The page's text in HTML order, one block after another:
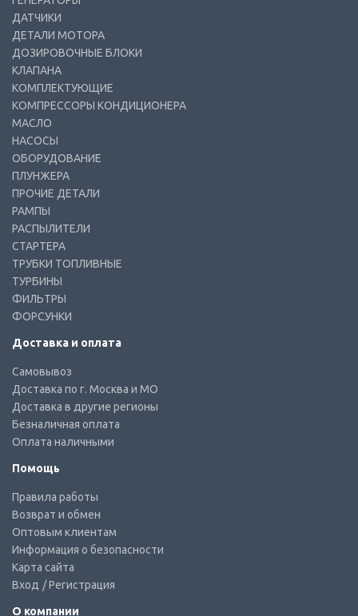
ДАТЧИКИ
ДЕТАЛИ МОТОРА
ДОЗИРОВОЧНЫЕ БЛОКИ
КЛАПАНА
КОМПЛЕКТУЮЩИЕ
КОМПРЕССОРЫ КОНДИЦИОНЕРА
МАСЛО
НАСОСЫ
ОБОРУДОВАНИЕ
ПЛУНЖЕРА
ПРОЧИЕ ДЕТАЛИ
РАМПЫ
РАСПЫЛИТЕЛИ
СТАРТЕРА
ТРУБКИ ТОПЛИВНЫЕ
ТУРБИНЫ
ФИЛЬТРЫ
ФОРСУНКИ
Доставка и оплата
Самовывоз
Доставка по г. Москва и МО
Доставка в другие регионы
Безналичная оплата
Оплата наличными
Помощь
Правила работы
Возврат и обмен
Оптовым клиентам
Информация о безопасности
Карта сайта
Вход / Регистрация
О компании